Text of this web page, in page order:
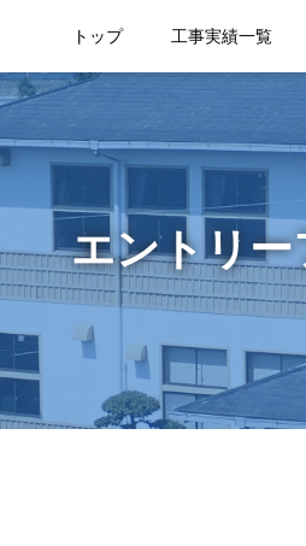
トップ 工事実績一覧
エントリー